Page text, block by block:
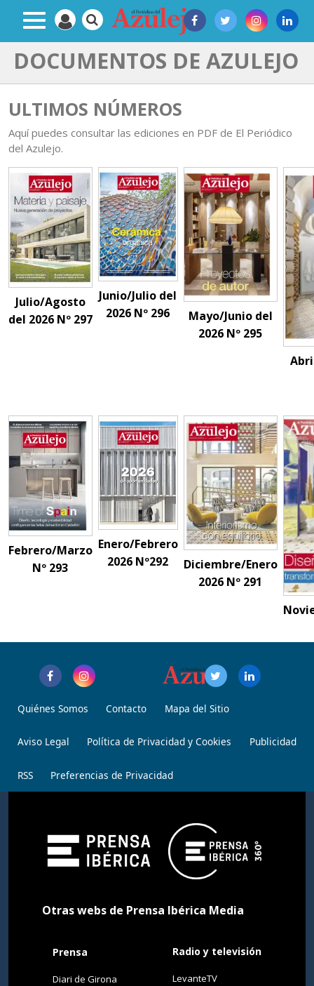
DOCUMENTOS DE AZULEJO
ULTIMOS NÚMEROS
Aquí puedes consultar las ediciones en PDF de El Periódico
del Azulejo.
Julio/Agosto
del 2026 Nº 297
Junio/Julio del
2026 Nº 296
Mayo/Junio del
2026 Nº 295
Febrero/Marzo
Nº 293
Enero/Febrero
2026 Nº292
Diciembre/Enero
2026 Nº 291
Quiénes Somos Contacto Mapa del Sitio
Aviso Legal Política de Privacidad y Cookies Publicidad
RSS Preferencias de Privacidad
Otras webs de Prensa Ibérica Media
Prensa
Diari de Girona
Radio y televisión
LevanteTV